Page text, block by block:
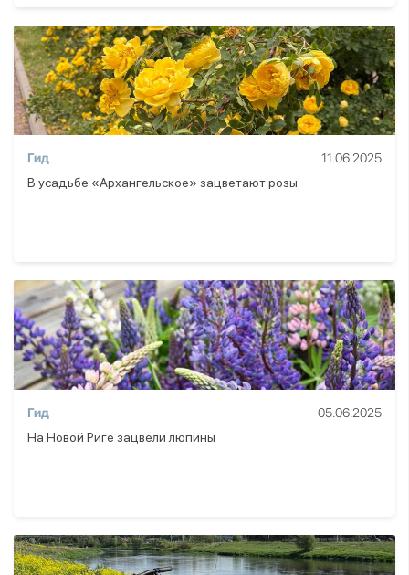
Гид
11.06.2025
В усадьбе «Архангельское» зацветают розы
Гид
05.06.2025
На Новой Риге зацвели люпины